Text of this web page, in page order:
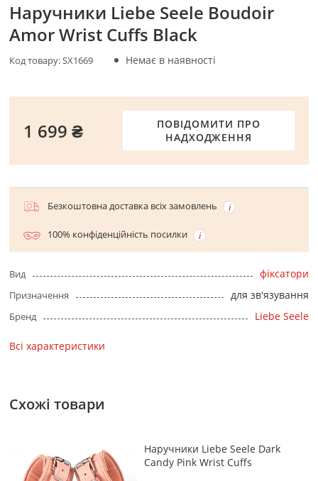
Наручники Liebe Seele Boudoir
Amor Wrist Cuffs Black
Код товару:SX1669 Немає в наявності
ПОВІДОМИТИ ПРО
НАДХОДЖЕННЯ
1 699 ₴
Безкоштовна доставка всіх замовлень
100% конфіденційність посилки
Вид фіксатори
Призначення для зв'язування
Бренд Liebe Seele
Всі характеристики
Схожі товари
Наручники Liebe Seele Dark
Candy Pink Wrist Cuffs